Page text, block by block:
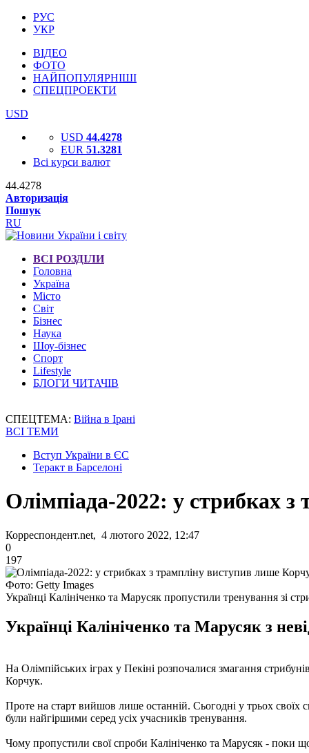
РУС
УКР
ВІДЕО
ФОТО
НАЙПОПУЛЯРНІШІ
СПЕЦПРОЕКТИ
USD
USD 44.4278
EUR 51.3281
Всі курси валют
44.4278
Авторизація
Пошук
RU
ВСІ РОЗДІЛИ
Головна
Україна
Місто
Світ
Бізнес
Наука
Шоу-бізнес
Спорт
Lifestyle
БЛОГИ ЧИТАЧІВ
СПЕЦТЕМА: Війна в Ірані
ВСІ ТЕМИ
Вступ України в ЄС
Теракт в Барселоні
Олімпіада-2022: у стрибках
Корреспондент.net, 4 лютого 2022, 12:47
0
197
Фото: Getty Images
Українці Калініченко та Марусяк пропустили тренування зі
Українці Калініченко та Марусяк з
На Олімпійських іграх у Пекіні розпочалися змагання
Корчук.
Проте на старт вийшов лише останній. Сьогодні у трьох своїх
були найгіршими серед усіх учасників тренування.
Чому пропустили свої спроби Калініченко та Марусяк - поки